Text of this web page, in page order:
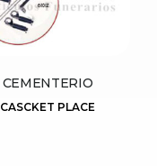
CEMENTERIO
CASCKET PLACE